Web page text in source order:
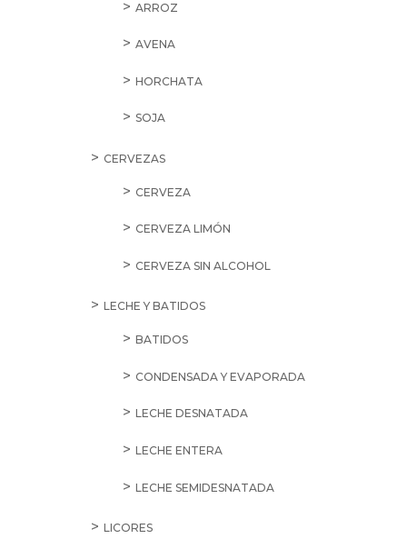
ARROZ
AVENA
HORCHATA
SOJA
CERVEZAS
CERVEZA
CERVEZA LIMÓN
CERVEZA SIN ALCOHOL
LECHE Y BATIDOS
BATIDOS
CONDENSADA Y EVAPORADA
LECHE DESNATADA
LECHE ENTERA
LECHE SEMIDESNATADA
LICORES